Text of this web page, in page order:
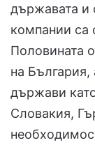
държавата и
компании са
Половината
на България,
държави
Словакия,